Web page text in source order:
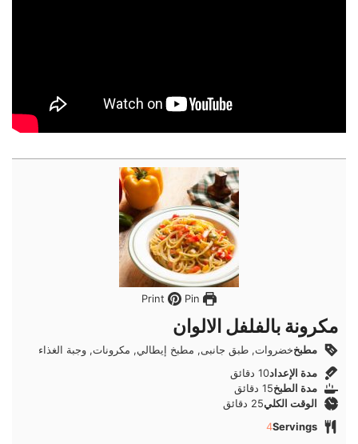
Pin
مكرونة بالفلفل الالوان
مطبخخضروات, طبق جانبى, مطبخ إيطالي, مكرونات, وجبة الغذاء
مدة الإعداد10دقائق
دقائق
مدة الطبخ15دقائق
دقائق
الوقت الكلي25 دقائق
دقائق
Servings
4